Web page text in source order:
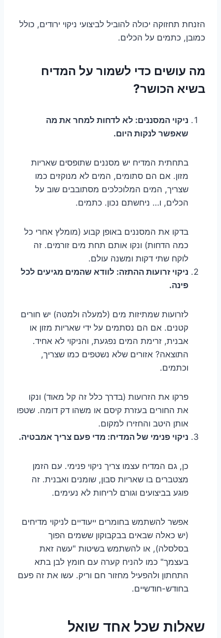
הזנחת תחזוקה יכולה להוביל לביצועי ניקוי ירודים, כולל
כמובן, כתמים על הכלים.
מה עושים כדי לשמור על המדיח
בשיא הכושר?
ניקוי המסננים: לא לדחות למחר את מה
שאפשר לנקות היום.
בתחתית המדיח יש מסננים שתופסים שאריות
מזון. אם הם סתומים, המים לא מנוקזים כמו
שצריך, המים המלוכלכים מסתובבים שוב על
הכלים, ו… ניחשתם נכון. כתמים.
בדקו את המסננים באופן קבוע (מומלץ אחרי כל
כמה הדחות) ונקו אותם תחת מים זורמים. זה
לוקח שתי דקות ומשנה עולם.
ניקוי זרועות ההתזה: לוודא שהמים מגיעים לכל
פינה.
לזרועות שמתיזות מים (למעלה ולמטה) יש חורים
קטנים. אם הם נסתמים על ידי שאריות מזון או
אבנית, זרימת המים נפגעת, והניקוי לא אחיד.
התוצאה? אזורים שלא נשטפים כמו שצריך,
וכתמים.
פרקו את הזרועות (בדרך כלל זה קל מאוד) ונקו
את החורים בעזרת קיסם או משהו דק דומה. שטפו
אותן היטב והחזירו למקום.
ניקוי פנימי של המדיח: מדי פעם צריך אמבטיה.
כן, גם המדיח עצמו צריך ניקוי פנימי. עם הזמן
מצטברים בו שאריות סבון, שומנים ואבנית. זה
פוגע בביצועים וגורם לריחות לא נעימים.
אפשר להשתמש בחומרים ייעודיים לניקוי מדיחים
(יש כאלה שבאים בבקבוקון ששמים הפוך
בסלסלה), או להשתמש בשיטות "עשה זאת
בעצמך" כמו להניח קערה עם חומץ לבן בתא
התחתון ולהפעיל מחזור חם וריק. עשו את זה פעם
בחודש-חודשיים.
שאלות שכל אחד שואל